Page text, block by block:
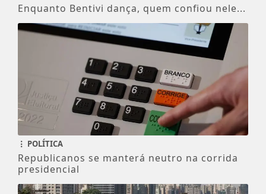
Enquanto Bentivi dança, quem confiou nele...
POLÍTICA
Republicanos se manterá neutro na corrida
presidencial